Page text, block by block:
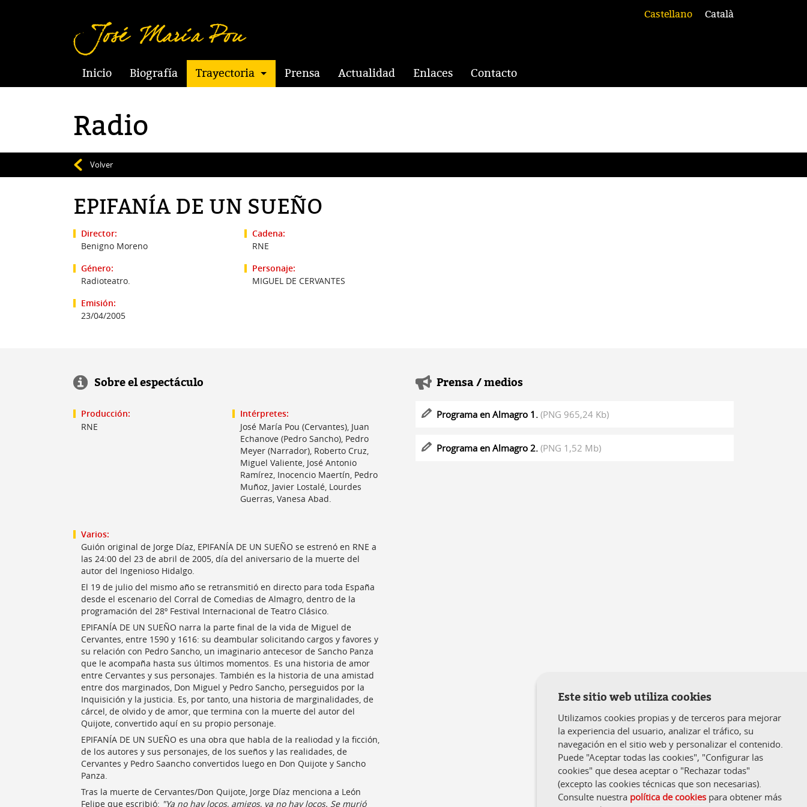
Castellano Català
Inicio Biografía Trayectoria Prensa Actualidad Enlaces Contacto
Radio
Volver
EPIFANÍA DE UN SUEÑO
Director:
Benigno Moreno
Género:
Radioteatro.
Emisión:
23/04/2005
Cadena:
RNE
Personaje:
MIGUEL DE CERVANTES
Sobre el espectáculo
Producción:
RNE
Intérpretes:
José María Pou (Cervantes), Juan
Echanove (Pedro Sancho), Pedro
Meyer (Narrador), Roberto Cruz,
Miguel Valiente, José Antonio
Ramírez, Inocencio Maertín, Pedro
Muñoz, Javier Lostalé, Lourdes
Guerras, Vanesa Abad.
Varios:
Guión original de Jorge Díaz, EPIFANÍA DE UN SUEÑO se estrenó en RNE a
las 24:00 del 23 de abril de 2005, día del aniversario de la muerte del
autor del Ingenioso Hidalgo.
El 19 de julio del mismo año se retransmitió en directo para toda España
desde el escenario del Corral de Comedias de Almagro, dentro de la
programación del 28º Festival Internacional de Teatro Clásico.
EPIFANÍA DE UN SUEÑO narra la parte final de la vida de Miguel de
Cervantes, entre 1590 y 1616: su deambular solicitando cargos y favores y
su relación con Pedro Sancho, un imaginario antecesor de Sancho Panza
que le acompaña hasta sus últimos momentos. Es una historia de amor
entre Cervantes y sus personajes. También es la historia de una amistad
entre dos marginados, Don Miguel y Pedro Sancho, perseguidos por la
Inquisición y la justicia. Es, por tanto, una historia de marginalidades, de
cárcel, de olvido y de amor, que termina con la muerte del autor del
Quijote, convertido aquí en su propio personaje.
EPIFANÍA DE UN SUEÑO es una obra que habla de la realiodad y la ficción,
de los autores y sus personajes, de los sueños y las realidades, de
Cervantes y Pedro Saancho convertidos luego en Don Quijote y Sancho
Panza.
Tras la muerte de Cervantes/Don Quijote, Jorge Díaz menciona a León
Felipe que escribió: "Ya no hay locos, amigos, ya no hay locos. Se murió
Prensa / medios
Programa en Almagro 1. (PNG 965,24 Kb)
Programa en Almagro 2. (PNG 1,52 Mb)
Este sitio web utiliza cookies
Utilizamos cookies propias y de terceros para mejorar
la experiencia del usuario, analizar el tráfico, su
navegación en el sitio web y personalizar el contenido.
Puede "Aceptar todas las cookies", "Configurar las
cookies" que desea aceptar o "Rechazar todas"
(excepto las cookies técnicas que son necesarias).
Consulte nuestra política de cookies para obtener más